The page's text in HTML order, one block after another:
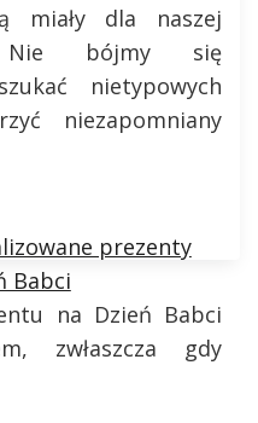
miały dla naszej
Nie bójmy się
nietypowych
niezapomniany
prezenty
Babci
na Dzień Babci
zwłaszcza gdy